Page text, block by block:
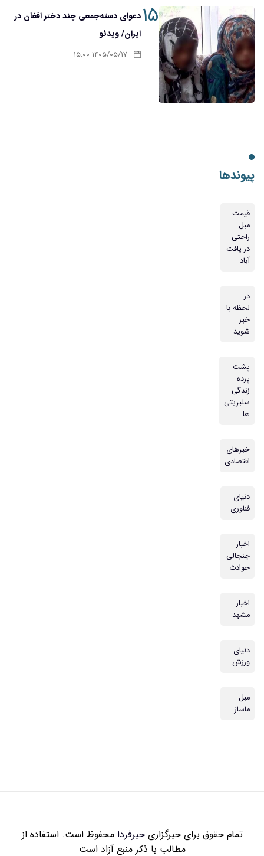
۱۵دعوای دسته‌جمعی چند دختر افغان در
ایران/ ویدئو
۱۴۰۵/۰۵/۱۷ ۱۵:۰۰
پیوندها
قیمت
مبل
راحتی
در یافت
آباد
در
لحظه با
خبر
شوید
پشت
پرده
زندگی
سلبریتی
ها
خبرهای
اقتصادی
دنیای
فناوری
اخبار
جنجالی
حوادث
اخبار
مشهد
دنیای
ورزش
مبل
ماساژ
تمام حقوق برای خبرگزاریخبرفردامحفوظ است. استفاده از
مطالب با ذکر منبع آزاد است